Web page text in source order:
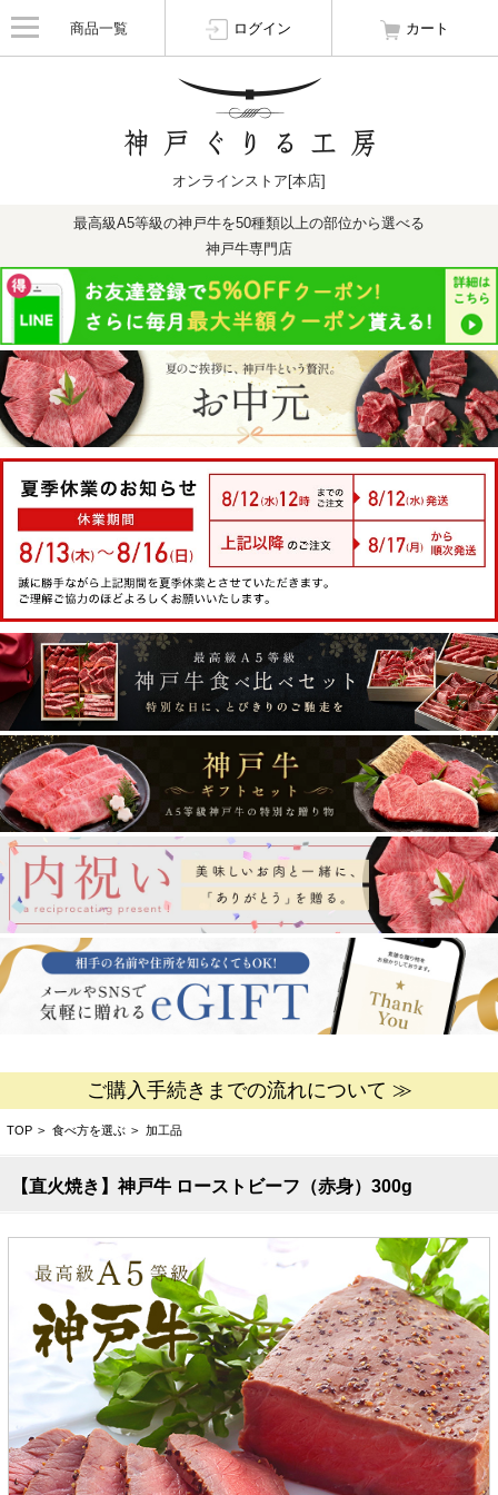
商品一覧 ログイン カート
オンラインストア[本店]
最高級A5等級の神戸牛を50種類以上の部位から選べる
神戸牛専門店
ご購入手続きまでの流れについて ≫
TOP > 食べ方を選ぶ > 加工品
【直火焼き】神戸牛 ローストビーフ（赤身）300g